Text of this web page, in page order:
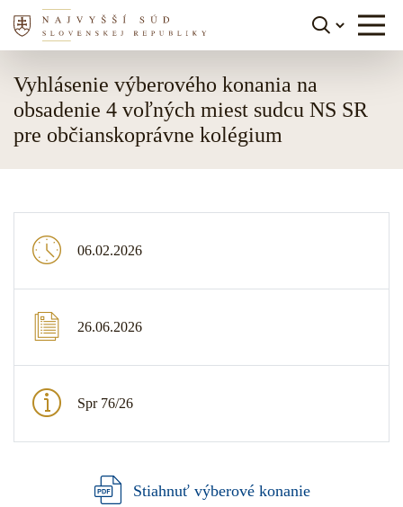
Vyhlásenie výberového konania na
obsadenie 4 voľných miest sudcu NS SR
pre občianskoprávne kolégium
06.02.2026
26.06.2026
Spr 76/26
Stiahnuť výberové konanie